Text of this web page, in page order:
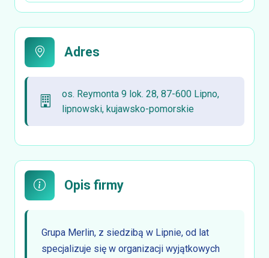
Adres
os. Reymonta 9 lok. 28, 87-600 Lipno,
lipnowski, kujawsko-pomorskie
Opis firmy
Grupa Merlin, z siedzibą w Lipnie, od lat
specjalizuje się w organizacji wyjątkowych